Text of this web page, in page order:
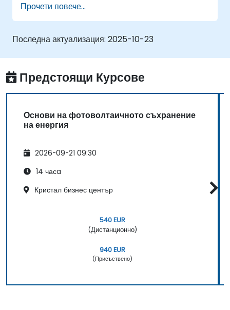
продукти, пазари, технологии и регулации.
съхранение на енергия.
Придобият представа за основните
технологии, задвижващи системите за
фотоволтаично съхранение на енергия.
Навигират в регулаторната рамка,
управляваща фотоволтаичното съхранение
на енергия.
Съотнесат принципите на ISO
сертификацията към контекста на
фотоволтаичното съхранение на енергия.
Прочети повече...
Последна актуализация: 2025-10-23
Предстоящи Курсове
Основи на фотоволтаичното съхранение
на енергия
2026-09-21 09:30
14 часa
Кристал бизнес център
540 EUR
(Дистанционно)
940 EUR
(Присъствено)